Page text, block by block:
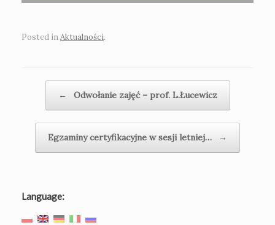
Posted inAktualności.
← Odwołanie zajęć – prof. L.Łucewicz
Egzaminy certyfikacyjne w sesji letniej… →
Language: